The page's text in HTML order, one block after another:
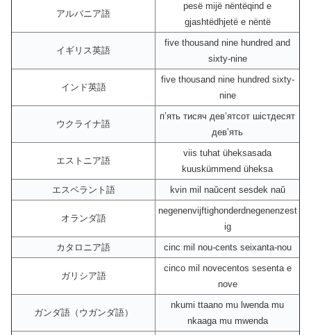
アルバニア語
pesë mijë nëntëqind e
gjashtëdhjetë e nëntë
イギリス英語
five thousand nine hundred and
sixty-nine
インド英語
five thousand nine hundred sixty-
nine
ウクライナ語
пʼять тисяч девʼятсот шістдесят
девʼять
エストニア語
viis tuhat üheksasada
kuuskümmend üheksa
エスペラント語
kvin mil naŭcent sesdek naŭ
オランダ語
negenenvijftighonderdnegenenzest
ig
カタロニア語
cinc mil nou-cents seixanta-nou
ガリシア語
cinco mil novecentos sesenta e
nove
ガンダ語（ウガンダ語）
nkumi ttaano mu lwenda mu
nkaaga mu mwenda